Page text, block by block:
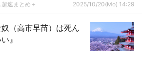
速まとめ＋ 2025/10/20(Mo) 14:29
（高市早苗）は死ん
』